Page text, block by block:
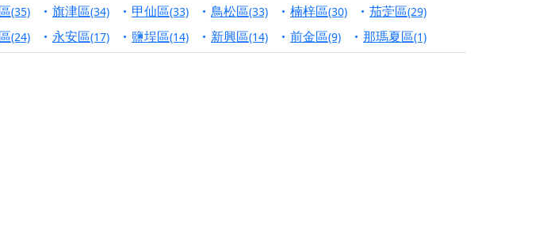
省力又積福！「玉皇大帝 大天尊」 親自坐鎮主法！幫你累積的功德福報自然
方善信大德，一同回到北投土地公埔，祈願闔家平安、地方祥和、福運綿長。
方善信大德蒞臨參香祝壽，同沐母娘慈光，共祈平安吉祥
讓我們用善念與功德，迴向冥陽兩利、闔家平安的殊勝因緣。
普施眾生・慎終追遠・廣植福田
請大小朋友一起留下珍貴的家庭回憶
一份心意；一句感謝，一生難忘。
祥月不只有普渡祈福，也有一份感謝守護的虔誠心意
(35) 旗津區(34) 甲仙區(33) 鳥松區(33) 楠梓區(30) 茄萣區(29)
(24) 永安區(17) 鹽埕區(14) 新興區(14) 前金區(9) 那瑪夏區(1)